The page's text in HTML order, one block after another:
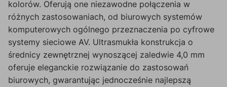
kolorów. Oferują one niezawodne połączenia w
różnych zastosowaniach, od biurowych systemów
komputerowych ogólnego przeznaczenia po cyfrowe
systemy sieciowe AV. Ultrasmukła konstrukcja o
średnicy zewnętrznej wynoszącej zaledwie 4,0 mm
oferuje eleganckie rozwiązanie do zastosowań
biurowych, gwarantując jednocześnie najlepszą